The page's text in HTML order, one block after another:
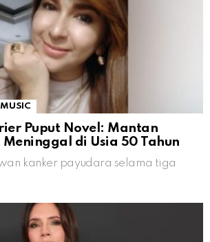
MUSIC
Puput Novel: Mantan
Meninggal di Usia 50 Tahun
kanker payudara selama tiga